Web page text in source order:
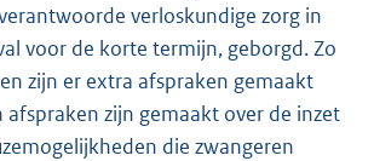
verloskundige zorg in
voor de korte termijn, geborgd. Zo
zijn er extra afspraken gemaakt
zijn gemaakt over de inzet
die zwangeren